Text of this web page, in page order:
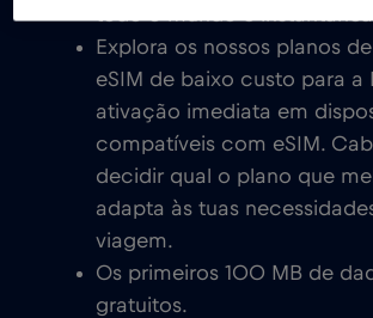
todo o mundo é
Explora os nossos planos
eSIM de baixo custo para a
ativação imediata em
compatíveis com eSIM.
decidir qual o plano que
adapta às tuas
viagem.
Os primeiros 100 MB de
gratuitos.